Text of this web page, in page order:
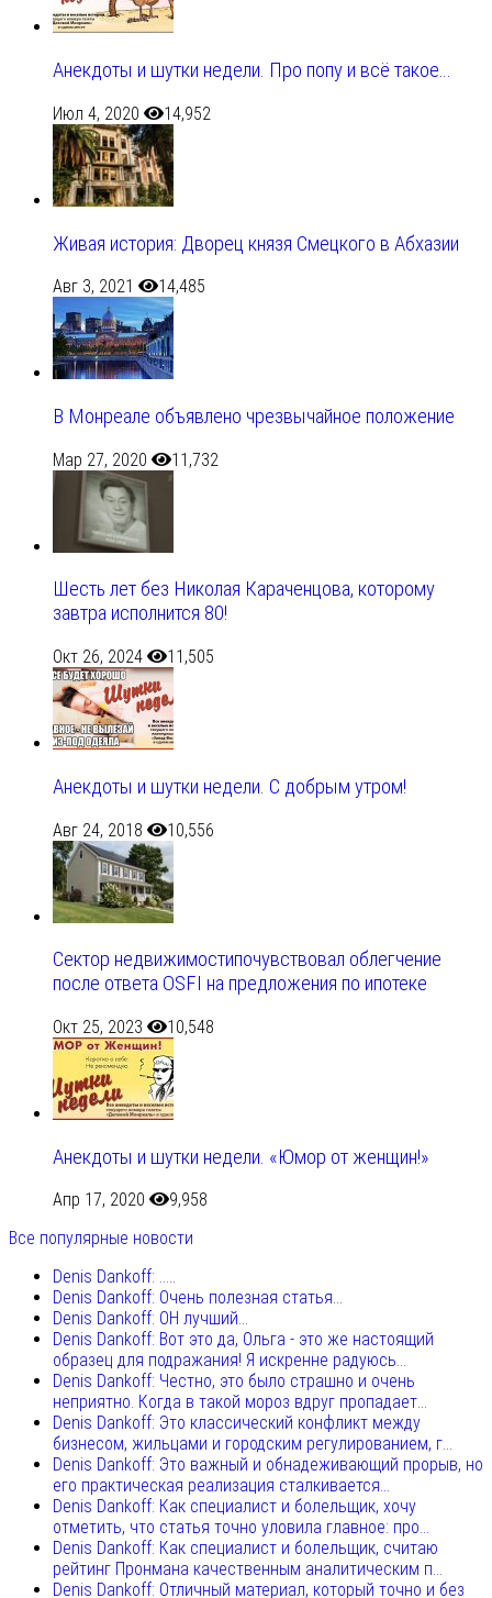
Анекдоты и шутки недели. Про попу и всё такое…
Июл 4, 2020 14,952
Живая история: Дворец князя Смецкого в Абхазии
Авг 3, 2021 14,485
В Монреале объявлено чрезвычайное положение
Мар 27, 2020 11,732
Шесть лет без Николая Караченцова, которому
завтра исполнится 80!
Окт 26, 2024 11,505
Анекдоты и шутки недели. С добрым утром!
Авг 24, 2018 10,556
Сектор недвижимостипочувствовал облегчение
после ответа OSFI на предложения по ипотеке
Окт 25, 2023 10,548
Анекдоты и шутки недели. «Юмор от женщин!»
Апр 17, 2020
9,958
Все популярные новости
Denis Dankoff: .....
Denis Dankoff: Очень полезная статья...
Denis Dankoff: ОН лучший...
Denis Dankoff: Вот это да, Ольга - это же настоящий
образец для подражания! Я искренне радуюсь...
Denis Dankoff: Честно, это было страшно и очень
неприятно. Когда в такой мороз вдруг пропадает...
Denis Dankoff: Это классический конфликт между
бизнесом, жильцами и городским регулированием, г...
Denis Dankoff: Это важный и обнадеживающий прорыв, но
его практическая реализация сталкивается...
Denis Dankoff: Как специалист и болельщик, хочу
отметить, что статья точно уловила главное: про...
Denis Dankoff: Как специалист и болельщик, считаю
рейтинг Пронмана качественным аналитическим п...
Denis Dankoff: Отличный материал, который точно и без